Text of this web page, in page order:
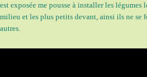
est exposée me pousse à installer les légumes
milieu et les plus petits devant, ainsi ils ne se
autres.